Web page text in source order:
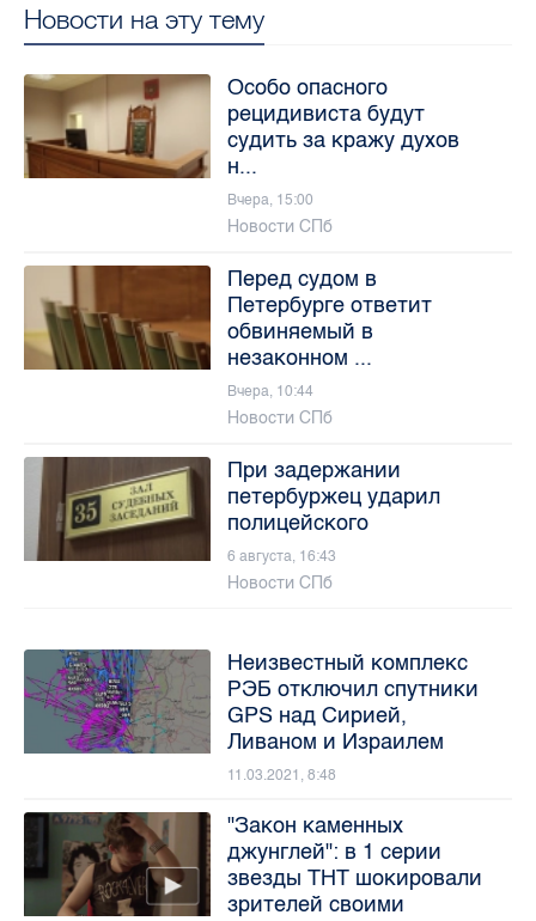
Новости на эту тему
Особо опасного
рецидивиста будут
судить за кражу духов
н...
Вчера, 15:00
Новости СПб
Перед судом в
Петербурге ответит
обвиняемый в
незаконном ...
Вчера, 10:44
Новости СПб
При задержании
петербуржец ударил
полицейского
6 августа, 16:43
Новости СПб
Неизвестный комплекс
РЭБ отключил спутники
GPS над Сирией,
Ливаном и Израилем
11.03.2021, 8:48
"Закон каменных
джунглей": в 1 серии
звезды ТНТ шокировали
зрителей своими